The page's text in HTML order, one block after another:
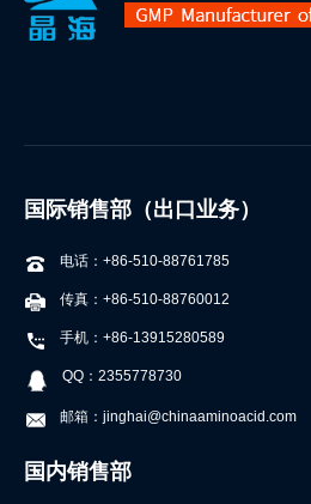
国际销售部（出口业务）
电话：+86-510-88761785
传真：+86-510-88760012
手机：+86-13915280589
QQ：2355778730
邮箱：jinghai@chinaaminoacid.com
国内销售部